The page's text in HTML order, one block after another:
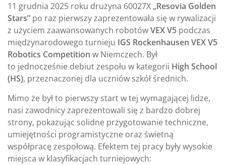
11 grudnia 2025 roku drużyna 60027X „Resovia Golden
Stars” po raz pierwszy zaprezentowała się w rywalizacji
z użyciem zaawansowanych robotówVEX V5 podczas
międzynarodowego turnieju IGS Rockenhausen VEX V5
Robotics Competition w Niemczech. Był
to jednocześnie debiut zespołu w kategorii High School
(HS), przeznaczonej dla uczniów szkół średnich.
Mimo że był to pierwszy start w tej wymagającej lidze,
nasi zawodnicy zaprezentowali się z bardzo dobrej
strony, pokazując solidne przygotowanie techniczne,
umiejętności programistyczne oraz świetną
współpracę zespołową. Efektem tej pracy były wysokie
miejsca w klasyfikacjach turniejowych: